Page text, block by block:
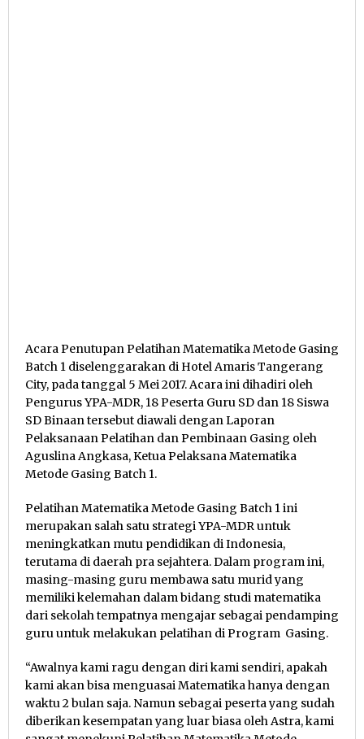
Acara Penutupan Pelatihan Matematika Metode Gasing
Batch 1 diselenggarakan di Hotel Amaris Tangerang
City, pada tanggal 5 Mei 2017. Acara ini dihadiri oleh
Pengurus YPA-MDR, 18 Peserta Guru SD dan 18 Siswa
SD Binaan tersebut diawali dengan Laporan
Pelaksanaan Pelatihan dan Pembinaan Gasing oleh
Aguslina Angkasa, Ketua Pelaksana Matematika
Metode Gasing Batch 1.
Pelatihan Matematika Metode Gasing Batch 1 ini
merupakan salah satu strategi YPA-MDR untuk
meningkatkan mutu pendidikan di Indonesia,
terutama di daerah pra sejahtera. Dalam program ini,
masing-masing guru membawa satu murid yang
memiliki kelemahan dalam bidang studi matematika
dari sekolah tempatnya mengajar sebagai pendamping
guru untuk melakukan pelatihan di Program Gasing.
“Awalnya kami ragu dengan diri kami sendiri, apakah
kami akan bisa menguasai Matematika hanya dengan
waktu 2 bulan saja. Namun sebagai peserta yang sudah
diberikan kesempatan yang luar biasa oleh Astra, kami